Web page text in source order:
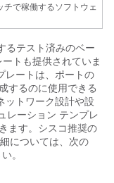
チで稼働するソフトウェ
るテスト済みのベー
トも提供されていま
レートは、ポートの
するのに使用できる
ットワーク設計や設
レーション テンプレ
ます。シスコ推奨の
については、次の
。